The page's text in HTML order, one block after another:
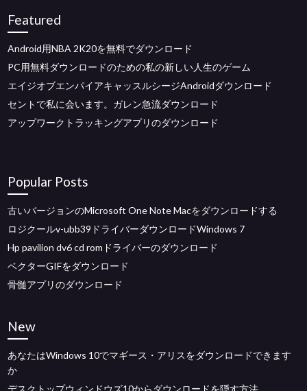
Featured
Android用NBA 2K20を無料でダウンロード
PC用無料ダウンロードのための私の新しい人生のゲーム
エイジオブエンパイアキャッスルシージAndroidダウンロード
セントで私に会います。ガレン急流ダウンロード
アップワークトラッキングアプリのダウンロード
Popular Posts
古いバージョンのMicrosoft One Note Macをダウンロードする
ロジクールv-ubb39ドライバーダウンロードWindows 7
Hp pavilion dv6 cd romドライバーのダウンロード
ベクターGIFをダウンロード
骨髄アプリのダウンロード
New
あなたはWindows 10でマギース・アリスをダウンロードできます
か
デスクトップウィンドウズ10からダウンロードを隠す方法